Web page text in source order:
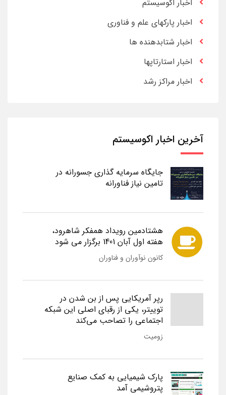
اخبار اکوسیستم
اخبار پارکهای علم و فناوری
اخبار شتابدهنده ها
اخبار استارتاپها
اخبار مراکز رشد
آخرین اخبار اکوسیستم
جایگاه سرمایه گذاری جسورانه در
تامین نیاز فناورانه
هشتادمین رویداد همفکر شاهرود،
هفته اول آبان 1401 برگزار می شود
کانون نوآوران و فناوران
رپر آمریکایی پس از بن شدن در
توییتر، یکی از رقبای اصلی این شبکه
اجتماعی را تصاحب می‌کند
زومیت
پارک شیمیایی به کمک صنایع
پتروشیمی آمد